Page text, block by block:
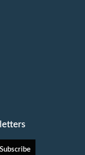
Subscribe